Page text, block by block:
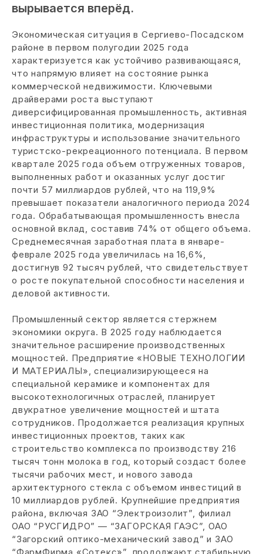
вырывается вперёд.
Экономическая ситуация в Сергиево-Посадском
районе в первом полугодии 2025 года
характеризуется как устойчиво развивающаяся,
что напрямую влияет на состояние рынка
коммерческой недвижимости. Ключевыми
драйверами роста выступают
диверсифицированная промышленность, активная
инвестиционная политика, модернизация
инфраструктуры и использование значительного
туристско-рекреационного потенциала. В первом
квартале 2025 года объем отгруженных товаров,
выполненных работ и оказанных услуг достиг
почти 57 миллиардов рублей, что на 119,9%
превышает показатели аналогичного периода 2024
года. Обрабатывающая промышленность внесла
основной вклад, составив 74% от общего объема.
Среднемесячная заработная плата в январе-
феврале 2025 года увеличилась на 16,6%,
достигнув 92 тысяч рублей, что свидетельствует
о росте покупательной способности населения и
деловой активности.
Промышленный сектор является стержнем
экономики округа. В 2025 году наблюдается
значительное расширение производственных
мощностей. Предприятие «НОВЫЕ ТЕХНОЛОГИИ
И МАТЕРИАЛЫ», специализирующееся на
специальной керамике и компонентах для
высокотехнологичных отраслей, планирует
двукратное увеличение мощностей и штата
сотрудников. Продолжается реализация крупных
инвестиционных проектов, таких как
строительство комплекса по производству 216
тысяч тонн молока в год, который создаст более
тысячи рабочих мест, и нового завода
архитектурного стекла с объемом инвестиций в
10 миллиардов рублей. Крупнейшие предприятия
района, включая ЗАО “Электроизолит”, филиал
ОАО “РУСГИДРО” — “ЗАГОРСКАЯ ГАЭС”, ОАО
“Загорский оптико-механический завод” и ЗАО